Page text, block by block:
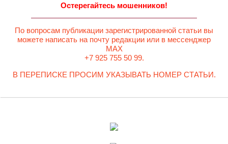
Остерегайтесь мошенников!
По вопросам публикации зарегистрированной статьи вы
можете написать на почту редакции или в мессенджер
MAX
+7 925 755 50 99.
В ПЕРЕПИСКЕ ПРОСИМ УКАЗЫВАТЬ НОМЕР СТАТЬИ.